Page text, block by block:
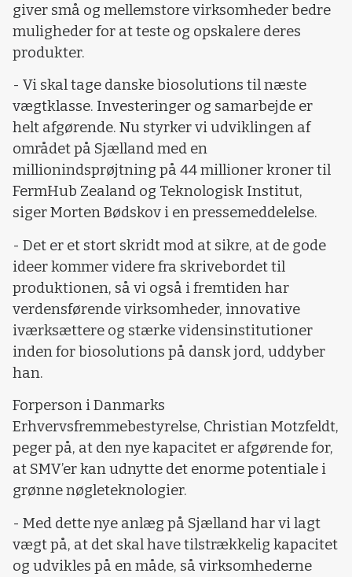
giver små og mellemstore virksomheder bedre
muligheder for at teste og opskalere deres
produkter.
- Vi skal tage danske biosolutions til næste
vægtklasse. Investeringer og samarbejde er
helt afgørende. Nu styrker vi udviklingen af
området på Sjælland med en
millionindsprøjtning på 44 millioner kroner til
FermHub Zealand og Teknologisk Institut,
siger Morten Bødskov i en pressemeddelelse.
- Det er et stort skridt mod at sikre, at de gode
ideer kommer videre fra skrivebordet til
produktionen, så vi også i fremtiden har
verdensførende virksomheder, innovative
iværksættere og stærke vidensinstitutioner
inden for biosolutions på dansk jord, uddyber
han.
Forperson i Danmarks
Erhvervsfremmebestyrelse, Christian Motzfeldt,
peger på, at den nye kapacitet er afgørende for,
at SMV’er kan udnytte det enorme potentiale i
grønne nøgleteknologier.
- Med dette nye anlæg på Sjælland har vi lagt
vægt på, at det skal have tilstrækkelig kapacitet
og udvikles på en måde, så virksomhederne